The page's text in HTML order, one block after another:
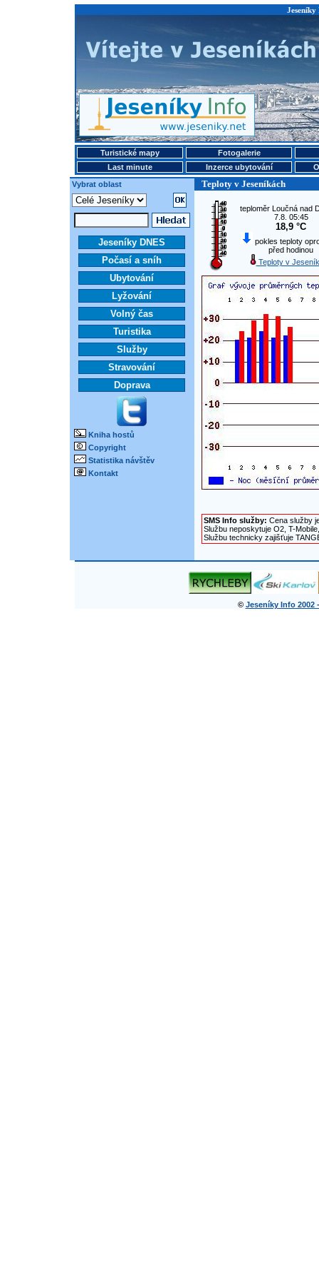
Jeseníky
Turistické mapy
Fotogalerie
Last minute
Inzerce ubytování
Vybrat oblast
Teploty v Jeseníkách
Jeseníky DNES
Počasí a sníh
Ubytování
Lyžování
Volný čas
Turistika
Služby
Stravování
Doprava
Kniha hostů
Copyright
Statistika návštěv
Kontakt
teploměr Loučná nad
7.8. 05:45
18,9 °C
pokles teploty
před hodinou
Teploty v
SMS Info služby: Cena služby
Službu neposkytuje O2, T-
Službu technicky zajišťuje
© Jeseníky Info 2002